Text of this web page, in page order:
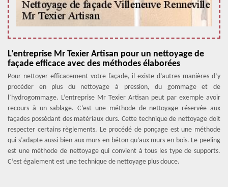
L’entreprise Mr Texier Artisan pour un nettoyage de
façade efficace avec des méthodes élaborées
Pour nettoyer efficacement votre façade, il existe d’autres manières d’y
procéder en plus du nettoyage à pression, du gommage et de
l’hydrogommage. L’entreprise Mr Texier Artisan peut par exemple avoir
recours à un sablage. C’est une méthode de nettoyage réservée aux
façades possédant des matériaux durs. Cette technique de nettoyage doit
respecter certains règlements. Le procédé de ponçage est une méthode
qui s’adapte aussi bien aux murs en béton qu’aux murs en bois. Le peeling
est une méthode de nettoyage qui convient à tous les type de supports.
C’est également est une technique de nettoyage plus douce.